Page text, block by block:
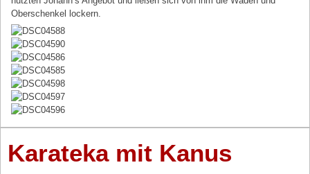
Oberschenkel lockern.
Karateka mit Kanus